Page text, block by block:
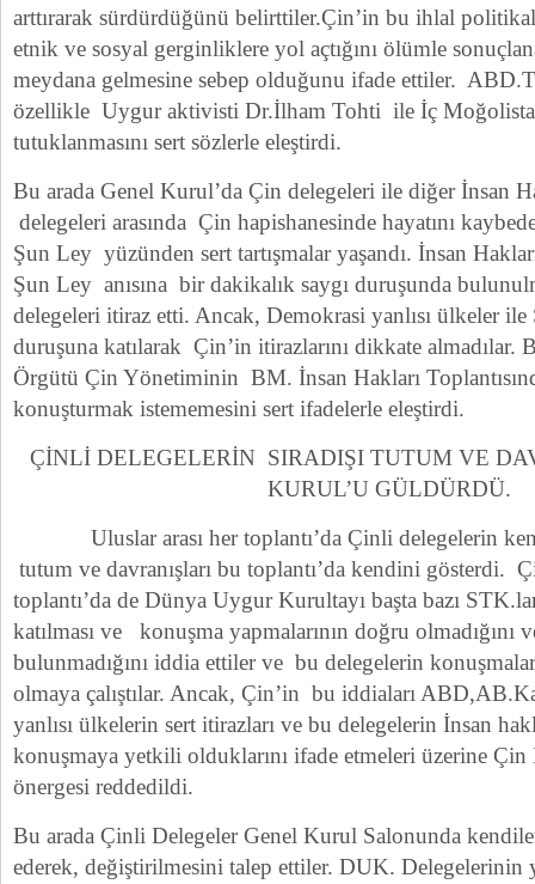
arttırarak sürdürdüğünü belirttiler.Çin’in bu ihlal
etnik ve sosyal gerginliklere yol açtığını ölümle
meydana gelmesine sebep olduğunu ifade ettiler.
özellikle Uygur aktivisti Dr.İlham Tohti ile İç
tutuklanmasını sert sözlerle eleştirdi.
Bu arada Genel Kurul’da Çin delegeleri ile diğer İnsan
delegeleri arasında Çin hapishanesinde hayatını
Şun Ley yüzünden sert tartışmalar yaşandı. İnsan
Şun Ley anısına bir dakikalık saygı duruşunda
delegeleri itiraz etti. Ancak, Demokrasi yanlısı ülkeler
duruşuna katılarak Çin’in itirazlarını dikkate almadılar.
Örgütü Çin Yönetiminin BM. İnsan Hakları
konuşturmak istememesini sert ifadelerle eleştirdi.
ÇİNLİ DELEGELERİN SIRADIŞI TUTUM VE
KURUL’U GÜLDÜRDÜ.
Uluslar arası her toplantı’da Çinli delegelerin
tutum ve davranışları bu toplantı’da kendini gösterdi.
toplantı’da de Dünya Uygur Kurultayı başta bazı
katılması ve konuşma yapmalarının doğru olmadığını
bulunmadığını iddia ettiler ve bu delegelerin
olmaya çalıştılar. Ancak, Çin’in bu iddiaları
yanlısı ülkelerin sert itirazları ve bu delegelerin İnsan
konuşmaya yetkili olduklarını ifade etmeleri üzerine
önergesi reddedildi.
Bu arada Çinli Delegeler Genel Kurul Salonunda
ederek, değiştirilmesini talep ettiler. DUK. Delegelerinin